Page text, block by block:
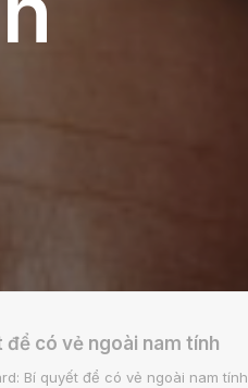
để có vẻ ngoài nam tính
Bí quyết để có vẻ ngoài nam tính